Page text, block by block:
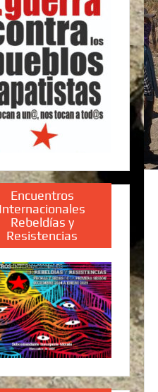
Encuentros
Internacionales
Rebeldías y
Resistencias